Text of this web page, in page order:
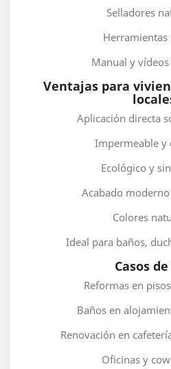
Selladores
Herramientas
Manual y
Ventajas para
Aplicación directa
Impermeable y
Ecológico y
Acabado
Colores
Ideal para baños,
Casos
Reformas en
Baños en
Renovación en
Oficinas y